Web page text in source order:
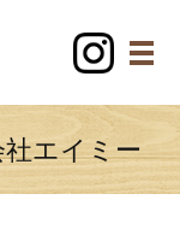
エイミー